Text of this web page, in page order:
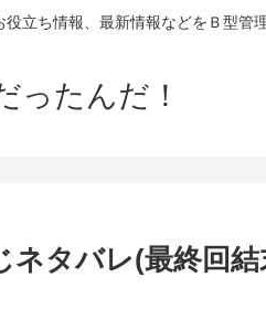
立ち情報、最新情報などをＢ型管
ったんだ！
タバレ(最終回結